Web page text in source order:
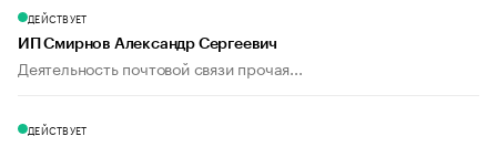
ДЕЙСТВУЕТ
ИП Смирнов Александр Сергеевич
Деятельность почтовой связи прочая...
ДЕЙСТВУЕТ